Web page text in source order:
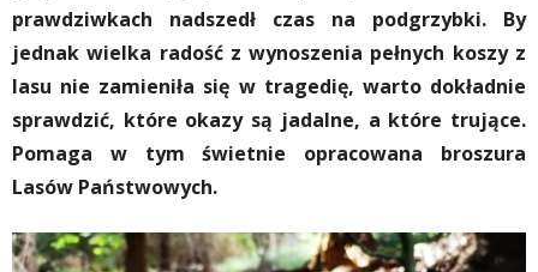
prawdziwkach nadszedł czas na podgrzybki. By
jednak wielka radość z wynoszenia pełnych koszy z
lasu nie zamieniła się w tragedię, warto dokładnie
sprawdzić, które okazy są jadalne, a które trujące.
Pomaga w tym świetnie opracowana broszura
Lasów Państwowych.